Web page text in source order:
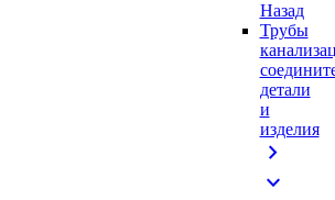
Назад
Трубы
детали
и
изделия
chevron_right
expand_more